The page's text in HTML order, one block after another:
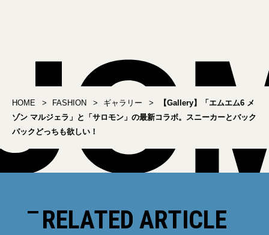
HOME FASHION ギャラリー
【Gallery】「エムエム6 メ
ゾン マルジェラ」と「サロモン」の最新コラボ。スニーカーとバック
パックどっちも欲しい！
RELATED ARTICLE